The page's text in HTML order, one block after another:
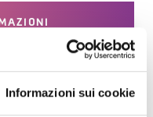
Informazioni sui cookie